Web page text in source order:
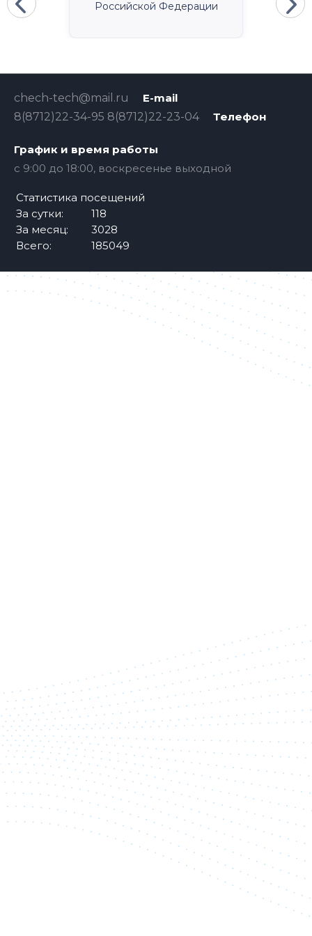
Российской Федерации
E-mail
chech-tech@mail.ru
Телефон
8(8712)22-34-95 8(8712)22-23-04
График и время работы
c 9:00 до 18:00, воскресенье выходной
Статистика посещений
За сутки:
118
За месяц:
3028
Всего:
185049